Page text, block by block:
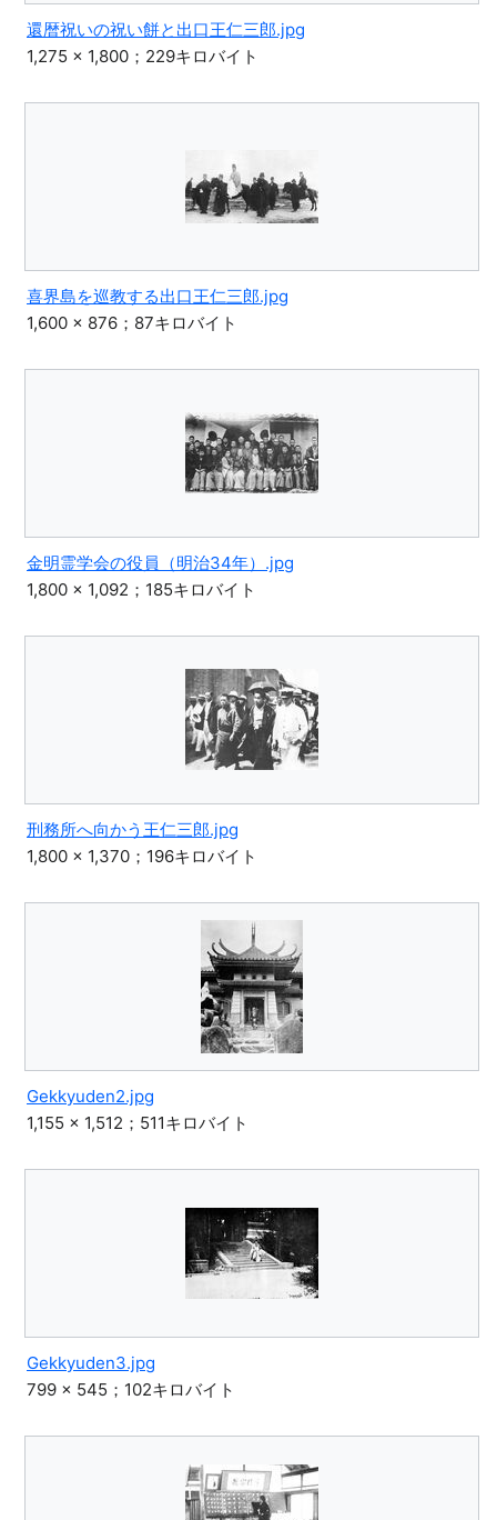
還暦祝いの祝い餅と出口王仁三郎.jpg
1,275 × 1,800；229キロバイト
喜界島を巡教する出口王仁三郎.jpg
1,600 × 876；87キロバイト
金明霊学会の役員（明治34年）.jpg
1,800 × 1,092；185キロバイト
刑務所へ向かう王仁三郎.jpg
1,800 × 1,370；196キロバイト
Gekkyuden2.jpg
1,155 × 1,512；511キロバイト
Gekkyuden3.jpg
799 × 545；102キロバイト